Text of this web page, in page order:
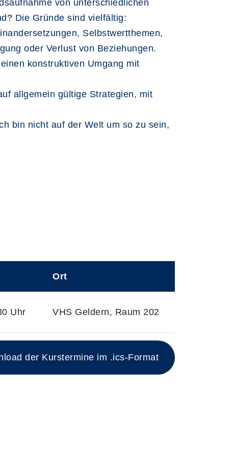
von unterschiedlichen
Die Gründe sind vielfältig:
Selbstwertthemen,
oder Verlust von Beziehungen.
konstruktiven Umgang mit
allgemein gültige Strategien, mit
bin nicht auf der Welt um so zu sein,
Ort
Uhr VHS Geldern, Raum 202
der Kurstermine im .ics-Format